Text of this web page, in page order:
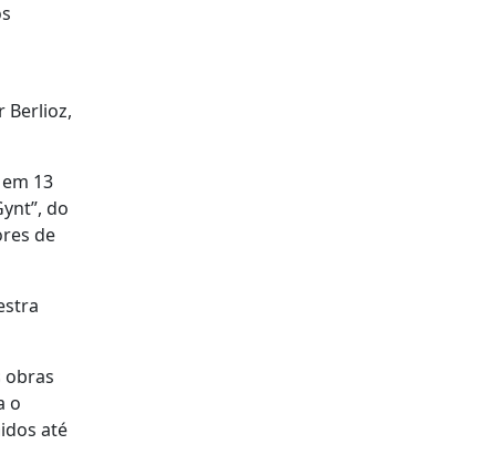
Berlioz,
13
do
de
obras
o
até